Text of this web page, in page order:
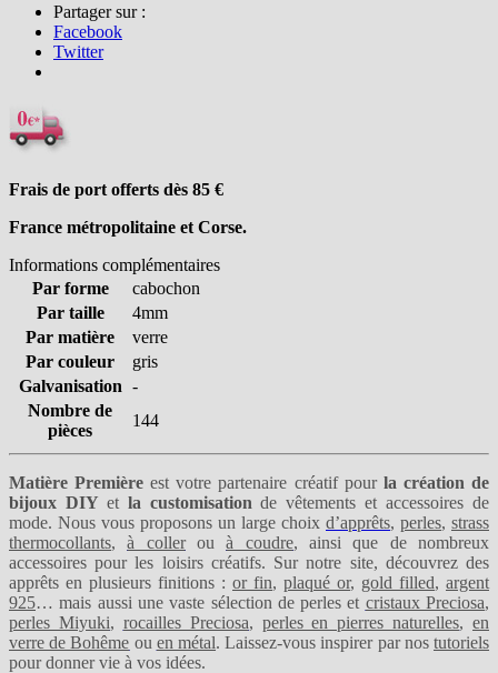
Partager sur :
Facebook
Twitter
Frais de port offerts dès 85 €
France métropolitaine et Corse.
Informations complémentaires
Par forme
cabochon
Par taille
4mm
Par matière
verre
Par couleur
gris
Galvanisation -
Nombre de
pièces
144
Matière Première est votre partenaire créatif pourla création de
bijoux DIY etla customisation de vêtements et accessoires de
mode. Nous vous proposons un large choix d’apprêts, perles, strass
thermocollants,à collerouà coudre, ainsi que de nombreux
accessoires pour les loisirs créatifs. Sur notre site, découvrez des
apprêts en plusieurs finitions : or fin, plaqué or, gold filled, argent
925… mais aussi une vaste sélection de perles et cristaux Preciosa,
perles Miyuki, rocailles Preciosa, perles en pierres naturelles, en
verre de Bohême ou en métal. Laissez-vous inspirer par nostutoriels
pour donner vie à vos idées.